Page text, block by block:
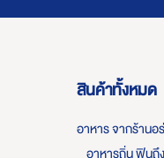
สินค้าทั้งหมด
อาหาร จากร้านอ
อาหารถิ่น ฟินถึ